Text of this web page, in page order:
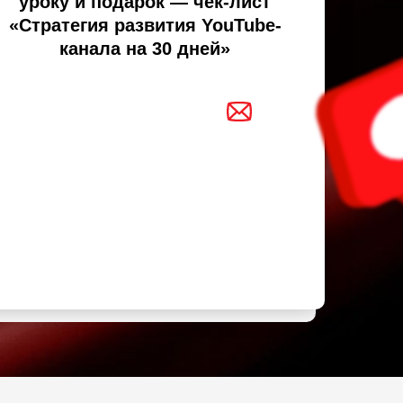
«Стратегия развития YouTube-
канала на 30 дней»